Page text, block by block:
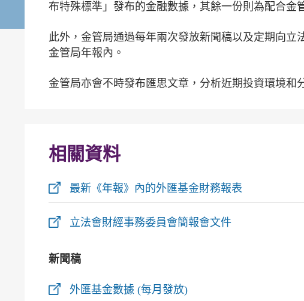
布特殊標準」發布的金融數據，其餘一份則為配合金
此外，金管局通過每年兩次發放新聞稿以及定期向
金管局年報內。
金管局亦會不時發布匯思文章，分析近期投資環境和
相關資料
最新《年報》內的外匯基金財務報表
立法會財經事務委員會簡報會文件
新聞稿
外匯基金數據 (每月發放)